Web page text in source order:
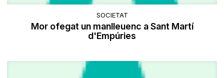
SOCIETAT
Mor ofegat un manlleuenc a Sant Martí
d'Empúries